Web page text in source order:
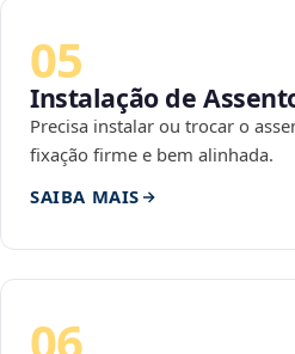
05
Instalação de
Precisa instalar ou trocar o
fixação firme e bem alinhada.
SAIBA MAIS